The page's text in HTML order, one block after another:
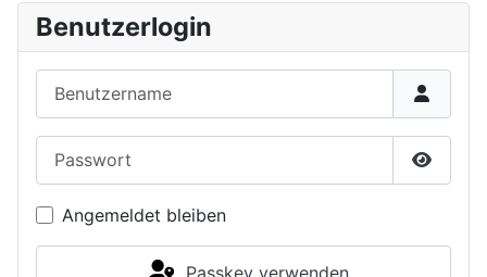
Benutzerlogin
Angemeldet bleiben
Passkey verwenden